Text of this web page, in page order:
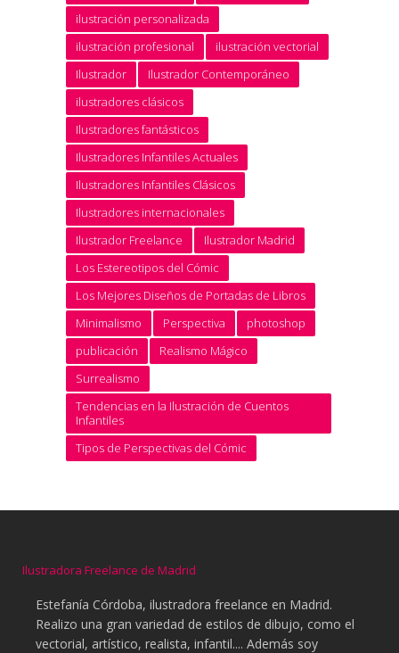
ilustración personalizada
ilustración profesional
ilustración vectorial
Ilustrador
Ilustrador Contemporáneo
ilustradores clásicos
Ilustradores fantásticos
Ilustradores Infantiles Actuales
Ilustradores Infantiles Clásicos
Ilustradores internacionales
Ilustrador Freelance
Ilustrador Madrid
Los Estereotipos del Cómic
Los Mejores Diseños de Portadas de Libros
Minimalismo
Perspectiva
photoshop
publicación
Realismo Mágico
Surrealismo
Tendencias en la Ilustración de Cuentos
Infantiles
Tipos de Perspectivas del Cómic
Ilustradora Freelance de Madrid
Estefanía Córdoba, ilustradora freelance en Madrid.
Realizo una gran variedad de estilos de dibujo, como el
vectorial, artístico, realista, infantil.... Además soy